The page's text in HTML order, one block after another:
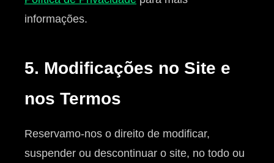
informações.
5. Modificações no Site e
nos Termos
Reservamo-nos o direito de modificar,
suspender ou descontinuar o site, no todo ou